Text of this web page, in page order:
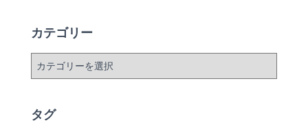
カテゴリー
ー
タグ